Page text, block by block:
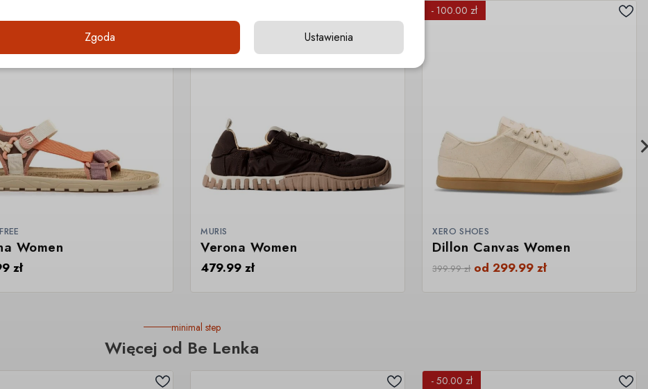
Women
zł
MURIS
Verona Women
479.99zł
- 100.00 zł
XERO SHOES
Dillon Canvas Women
399.99zł od299.99zł
minimal step
Więcej od Be Lenka
- 50.00 zł
Zgoda Ustawienia